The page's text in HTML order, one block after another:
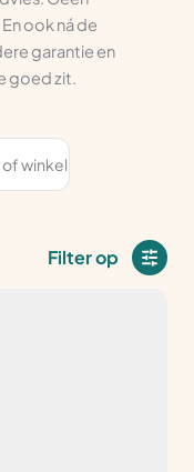
ook ná de
garantie en
goed zit.
Filter op